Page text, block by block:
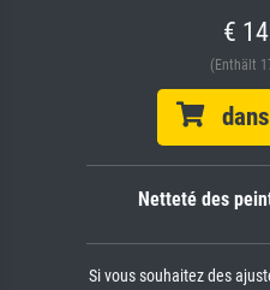
€
(Enthält
dans
Netteté des
Si vous souhaitez des